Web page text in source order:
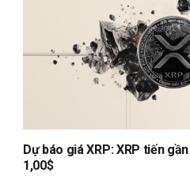
Dự báo giá XRP: XRP tiến
1,00$